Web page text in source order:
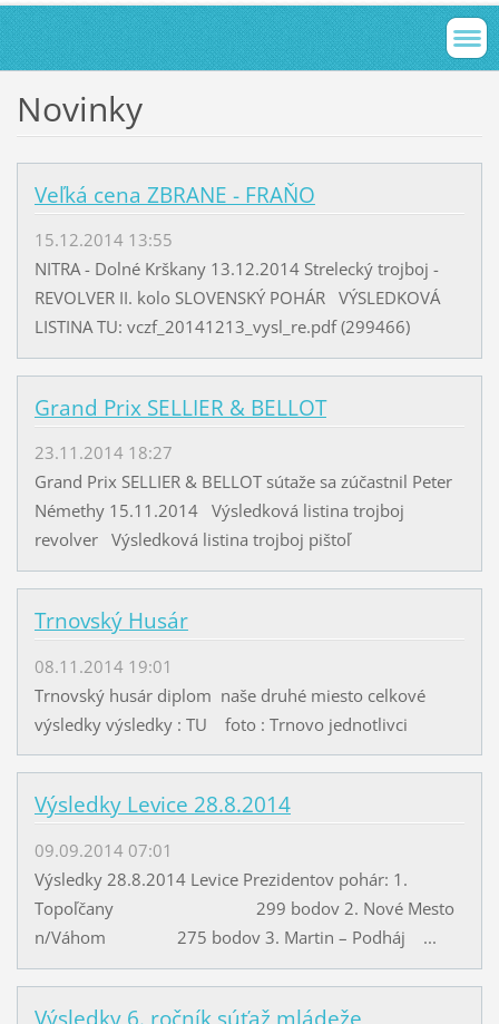
Novinky
Veľká cena ZBRANE - FRAŇO
15.12.2014 13:55
NITRA - Dolné Krškany 13.12.2014 Strelecký trojboj -
REVOLVER II. kolo SLOVENSKÝ POHÁR VÝSLEDKOVÁ
LISTINA TU: vczf_20141213_vysl_re.pdf (299466)
Grand Prix SELLIER & BELLOT
23.11.2014 18:27
Grand Prix SELLIER & BELLOT sútaže sa zúčastnil Peter
Némethy 15.11.2014 Výsledková listina trojboj
revolver Výsledková listina trojboj pištoľ
Trnovský Husár
08.11.2014 19:01
Trnovský husár diplom naše druhé miesto celkové
výsledky výsledky : TU foto : Trnovo jednotlivci
Výsledky Levice 28.8.2014
09.09.2014 07:01
Výsledky 28.8.2014 Levice Prezidentov pohár: 1.
Topoľčany 299 bodov 2. Nové Mesto
n/Váhom 275 bodov 3. Martin – Podháj ...
Výsledky 6. ročník súťaž mládeže